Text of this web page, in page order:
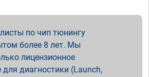
по чип тюнингу
более 8 лет. Мы
лицензионное
диагностики (Launch,